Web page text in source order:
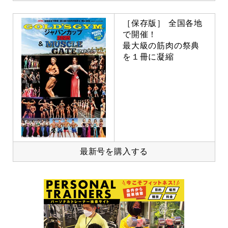
［保存版］ 全国各地
で開催！
最大級の筋肉の祭典
を１冊に凝縮
最新号を購入する